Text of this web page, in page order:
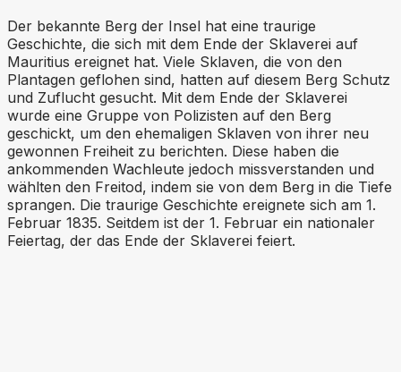
Der bekannte Berg der Insel hat eine traurige
Geschichte, die sich mit dem Ende der Sklaverei auf
Mauritius ereignet hat. Viele Sklaven, die von den
Plantagen geflohen sind, hatten auf diesem Berg Schutz
und Zuflucht gesucht. Mit dem Ende der Sklaverei
wurde eine Gruppe von Polizisten auf den Berg
geschickt, um den ehemaligen Sklaven von ihrer neu
gewonnen Freiheit zu berichten. Diese haben die
ankommenden Wachleute jedoch missverstanden und
wählten den Freitod, indem sie von dem Berg in die Tiefe
sprangen. Die traurige Geschichte ereignete sich am 1.
Februar 1835. Seitdem ist der 1. Februar ein nationaler
Feiertag, der das Ende der Sklaverei feiert.